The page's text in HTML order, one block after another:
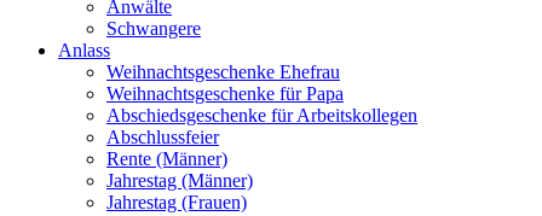
Anwälte
Schwangere
Anlass
Weihnachtsgeschenke Ehefrau
Weihnachtsgeschenke für Papa
Abschiedsgeschenke für Arbeitskollegen
Abschlussfeier
Rente (Männer)
Jahrestag (Männer)
Jahrestag (Frauen)